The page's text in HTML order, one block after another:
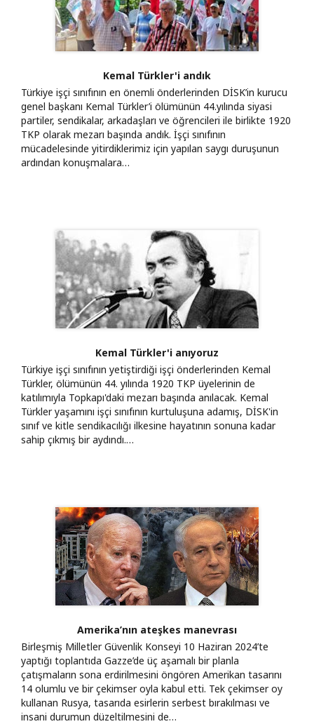
Kemal Türkler'i andık
Türkiye işçi sınıfının en önemli önderlerinden DİSK’in kurucu
genel başkanı Kemal Türkler’i ölümünün 44.yılında siyasi
partiler, sendikalar, arkadaşları ve öğrencileri ile birlikte 1920
TKP olarak mezarı başında andık. İşçi sınıfının
mücadelesinde yitirdiklerimiz için yapılan saygı duruşunun
ardından konuşmalara…
Kemal Türkler'i anıyoruz
Türkiye işçi sınıfının yetiştirdiği işçi önderlerinden Kemal
Türkler, ölümünün 44. yılında 1920 TKP üyelerinin de
katılımıyla Topkapı'daki mezarı başında anılacak. Kemal
Türkler yaşamını işçi sınıfının kurtuluşuna adamış, DİSK'in
sınıf ve kitle sendikacılığı ilkesine hayatının sonuna kadar
sahip çıkmış bir aydındı.…
Amerika’nın ateşkes manevrası
Birleşmiş Milletler Güvenlik Konseyi 10 Haziran 2024’te
yaptığı toplantıda Gazze’de üç aşamalı bir planla
çatışmaların sona erdirilmesini öngören Amerikan tasarını
14 olumlu ve bir çekimser oyla kabul etti. Tek çekimser oy
kullanan Rusya, tasarıda esirlerin serbest bırakılması ve
insani durumun düzeltilmesini de…